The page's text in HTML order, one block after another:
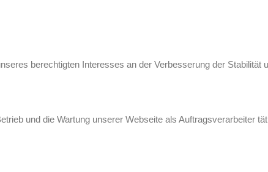
berechtigten Interesses an der Verbesserung der Stabilität
und die Wartung unserer Webseite als Auftragsverarbeiter